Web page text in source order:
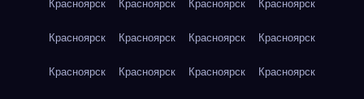
Красноярск Красноярск Красноярск Красноярск
Красноярск Красноярск Красноярск Красноярск
Красноярск Красноярск Красноярск Красноярск